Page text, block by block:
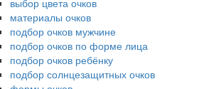
выбор цвета очков
материалы очков
подбор очков мужчине
подбор очков по форме лица
подбор очков ребёнку
подбор солнцезащитных очков